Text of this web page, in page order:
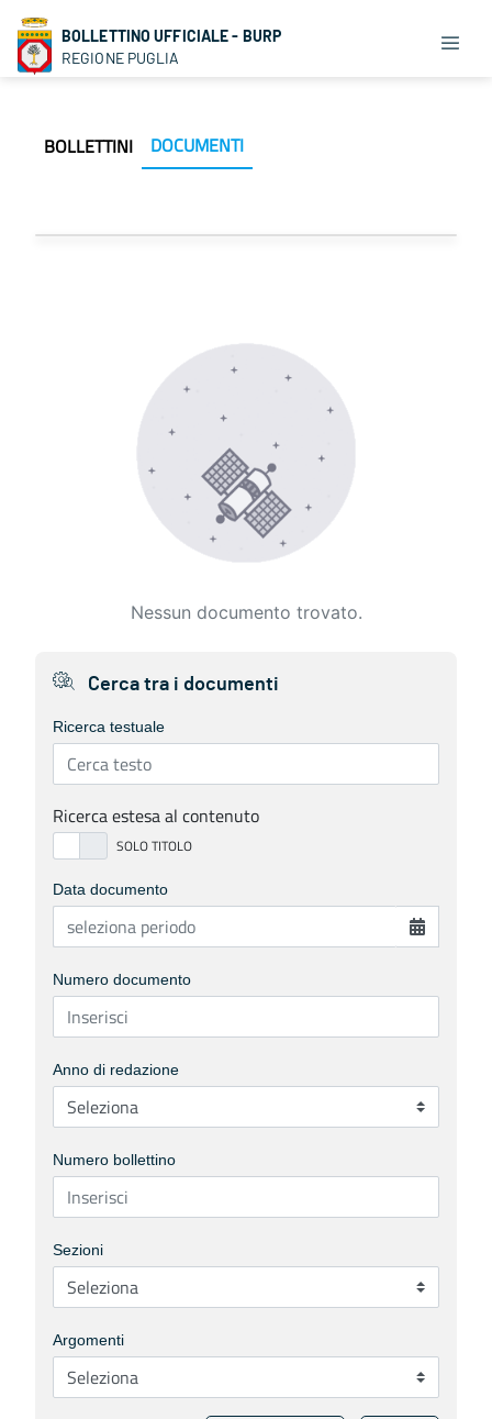
BOLLETTINO UFFICIALE - BURP
REGIONE PUGLIA
BOLLETTINI DOCUMENTI
Nessun documento trovato.
Cerca tra i documenti
Ricerca testuale
Ricerca estesa al contenuto
Data documento
Numero documento
Anno di redazione
Numero bollettino
Sezioni
Argomenti